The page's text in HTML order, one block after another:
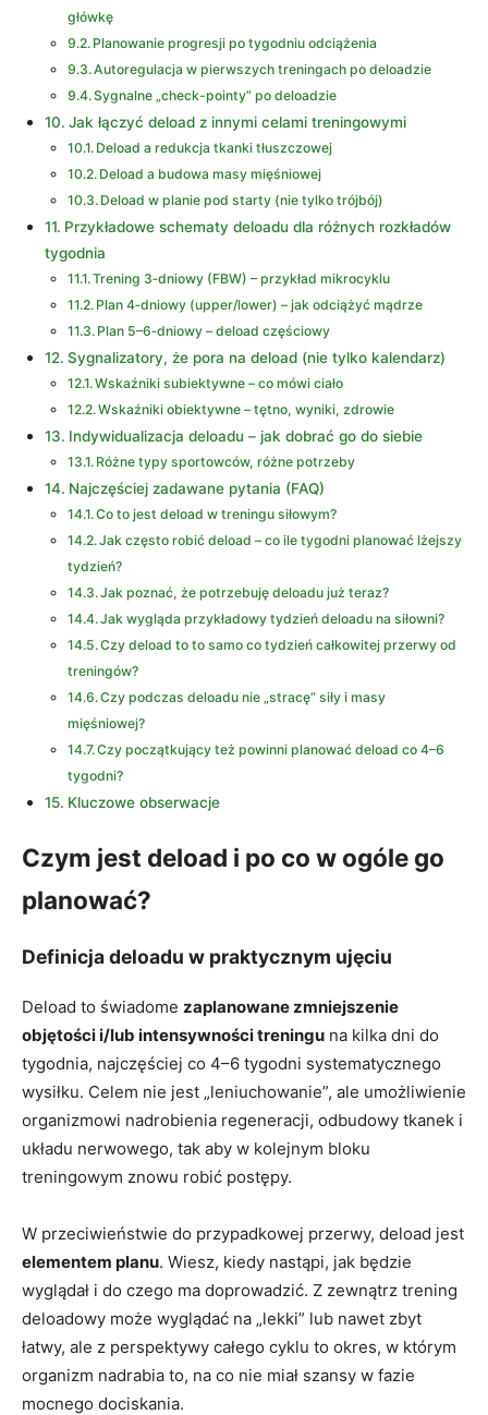
główkę
Planowanie progresji po tygodniu odciążenia
Autoregulacja w pierwszych treningach po deloadzie
Sygnalne „check-pointy” po deloadzie
Jak łączyć deload z innymi celami treningowymi
Deload a redukcja tkanki tłuszczowej
Deload a budowa masy mięśniowej
Deload w planie pod starty (nie tylko trójbój)
Przykładowe schematy deloadu dla różnych rozkładów
tygodnia
Trening 3‑dniowy (FBW) – przykład mikrocyklu
Plan 4‑dniowy (upper/lower) – jak odciążyć mądrze
Plan 5–6‑dniowy – deload częściowy
Sygnalizatory, że pora na deload (nie tylko kalendarz)
Wskaźniki subiektywne – co mówi ciało
Wskaźniki obiektywne – tętno, wyniki, zdrowie
Indywidualizacja deloadu – jak dobrać go do siebie
Różne typy sportowców, różne potrzeby
Najczęściej zadawane pytania (FAQ)
Co to jest deload w treningu siłowym?
Jak często robić deload – co ile tygodni planować lżejszy
tydzień?
Jak poznać, że potrzebuję deloadu już teraz?
Jak wygląda przykładowy tydzień deloadu na siłowni?
Czy deload to to samo co tydzień całkowitej przerwy od
treningów?
Czy podczas deloadu nie „stracę” siły i masy
mięśniowej?
Czy początkujący też powinni planować deload co 4–6
tygodni?
Kluczowe obserwacje
Czym jest deload i po co w ogóle go
planować?
Definicja deloadu w praktycznym ujęciu
Deload to świadome zaplanowane zmniejszenie
objętości i/lub intensywności treningu na kilka dni do
tygodnia, najczęściej co 4–6 tygodni systematycznego
wysiłku. Celem nie jest „leniuchowanie”, ale umożliwienie
organizmowi nadrobienia regeneracji, odbudowy tkanek i
układu nerwowego, tak aby w kolejnym bloku
treningowym znowu robić postępy.
W przeciwieństwie do przypadkowej przerwy, deload jest
elementem planu. Wiesz, kiedy nastąpi, jak będzie
wyglądał i do czego ma doprowadzić. Z zewnątrz trening
deloadowy może wyglądać na „lekki” lub nawet zbyt
łatwy, ale z perspektywy całego cyklu to okres, w którym
organizm nadrabia to, na co nie miał szansy w fazie
mocnego dociskania.